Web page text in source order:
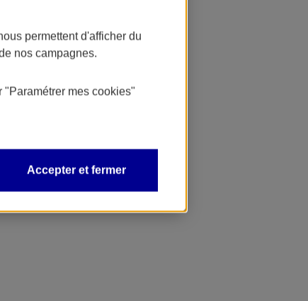
permettent d'afficher du
nos campagnes.
"Paramétrer mes cookies"
Accepter et fermer